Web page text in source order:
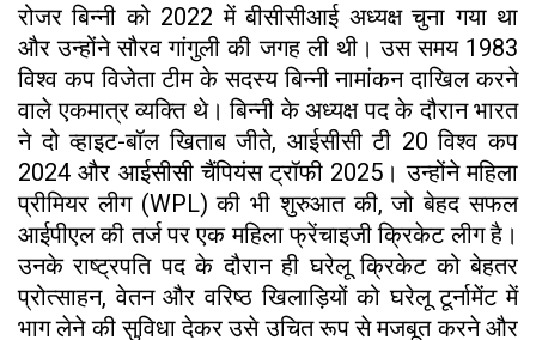
रोजर बिन्नी को 2022 में बीसीसीआई अध्यक्ष चुना गया था
और उन्होंने सौरव गांगुली की जगह ली थी। उस समय 1983
विश्व कप विजेता टीम के सदस्य बिन्नी नामांकन दाखिल करने
वाले एकमात्र व्यक्ति थे। बिन्नी के अध्यक्ष पद के दौरान भारत
ने दो व्हाइट-बॉल खिताब जीते, आईसीसी टी 20 विश्व कप
2024 और आईसीसी चैंपियंस ट्रॉफी 2025। उन्होंने महिला
प्रीमियर लीग (WPL) की भी शुरुआत की, जो बेहद सफल
आईपीएल की तर्ज पर एक महिला फ्रेंचाइजी क्रिकेट लीग है।
उनके राष्ट्रपति पद के दौरान ही घरेलू क्रिकेट को बेहतर
प्रोत्साहन, वेतन और वरिष्ठ खिलाड़ियों को घरेलू टूर्नामेंट में
भाग लेने की सुविधा देकर उसे उचित रूप से मजबूत करने और